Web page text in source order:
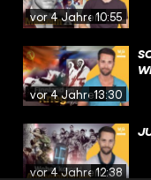
vor 4 Jahren10:55
vor 4 Jahren13:30
vor 4 Jahren12:38